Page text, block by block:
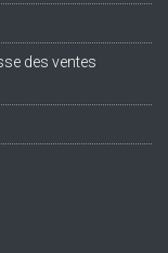
des ventes